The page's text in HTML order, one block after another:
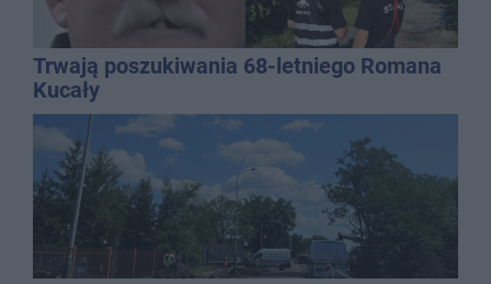
Trwają poszukiwania 68-letniego Romana
Kucały